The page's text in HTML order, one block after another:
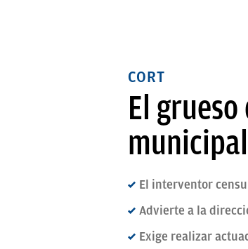
CORT
El
El interventor
Advierte a la
Exige realizar